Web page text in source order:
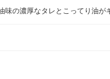
の濃厚なタレとこってり油が